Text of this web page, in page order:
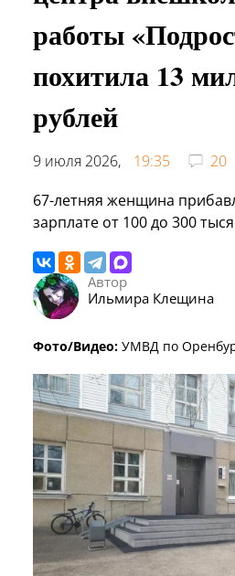
работы
похитила 13
рублей
9 июля 2026, 19:35
20
67-летняя женщина
зарплате от 100 до 300
Автор
Ильмира Клещина
Фото/Видео: УМВД по